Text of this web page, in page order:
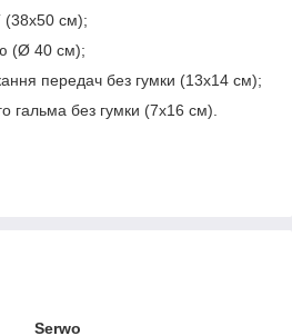
(38x50 см);
(Ø 40 см);
передач без гумки (13х14 см);
гальма без гумки (7х16 см).
Serwo